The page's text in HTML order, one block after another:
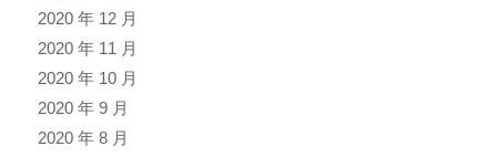
2020 年 12 月
2020 年 11 月
2020 年 10 月
2020 年 9 月
2020 年 8 月